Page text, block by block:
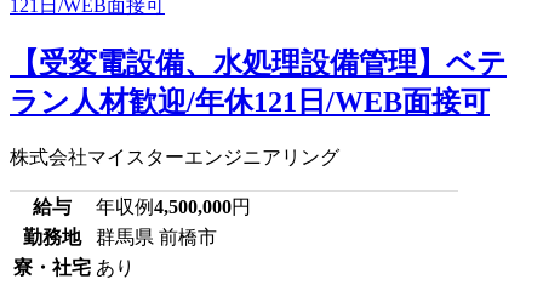
【受変電設備、水処理設備管理】ベテ
ラン人材歓迎/年休121日/WEB面接可
株式会社マイスターエンジニアリング
給与 年収例4,500,000円
勤務地
群馬県 前橋市
寮・社宅 あり